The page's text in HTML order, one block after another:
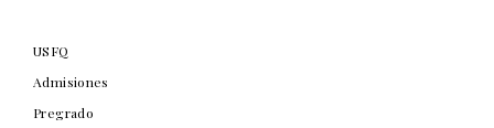
USFQ
Admisiones
Pregrado